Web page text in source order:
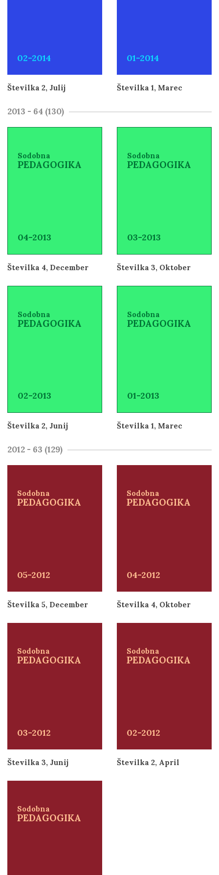
02-2014
Številka 2, Julij
01-2014
Številka 1, Marec
2013 - 64 (130)
Sodobna
PEDAGOGIKA
04-2013
Številka 4, December
Sodobna
PEDAGOGIKA
03-2013
Številka 3, Oktober
Sodobna
PEDAGOGIKA
02-2013
Številka 2, Junij
Sodobna
PEDAGOGIKA
01-2013
Številka 1, Marec
2012 - 63 (129)
Sodobna
PEDAGOGIKA
05-2012
Številka 5, December
Sodobna
PEDAGOGIKA
04-2012
Številka 4, Oktober
Sodobna
PEDAGOGIKA
03-2012
Številka 3, Junij
Sodobna
PEDAGOGIKA
02-2012
Številka 2, April
Sodobna
PEDAGOGIKA